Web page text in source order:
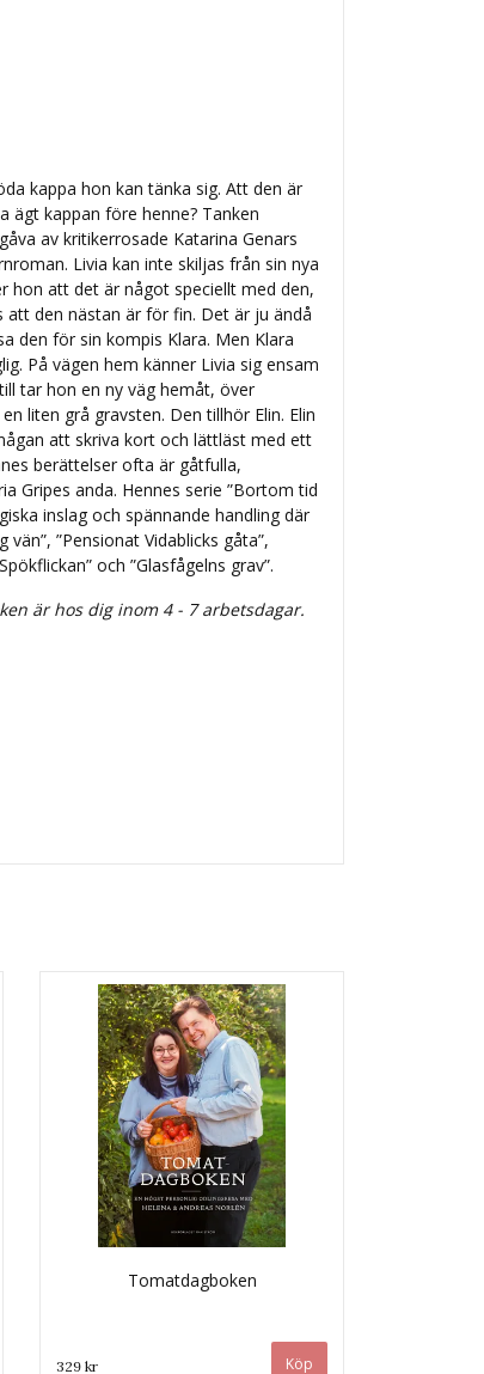
kappa hon kan tänka sig. Att den är
ägt kappan före henne? Tanken
av kritikerrosade Katarina Genars
Livia kan inte skiljas från sin nya
hon att det är något speciellt med den,
den nästan är för fin. Det är ju ändå
den för sin kompis Klara. Men Klara
På vägen hem känner Livia sig ensam
tar hon en ny väg hemåt, över
liten grå gravsten. Den tillhör Elin. Elin
att skriva kort och lättläst med ett
berättelser ofta är gåtfulla,
Gripes anda. Hennes serie ”Bortom tid
inslag och spännande handling där
”Pensionat Vidablicks gåta”,
och ”Glasfågelns grav”.
är hos dig inom 4 - 7 arbetsdagar.
Tomatdagboken
329 kr